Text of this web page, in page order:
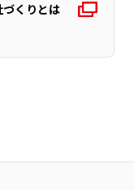
くりとは